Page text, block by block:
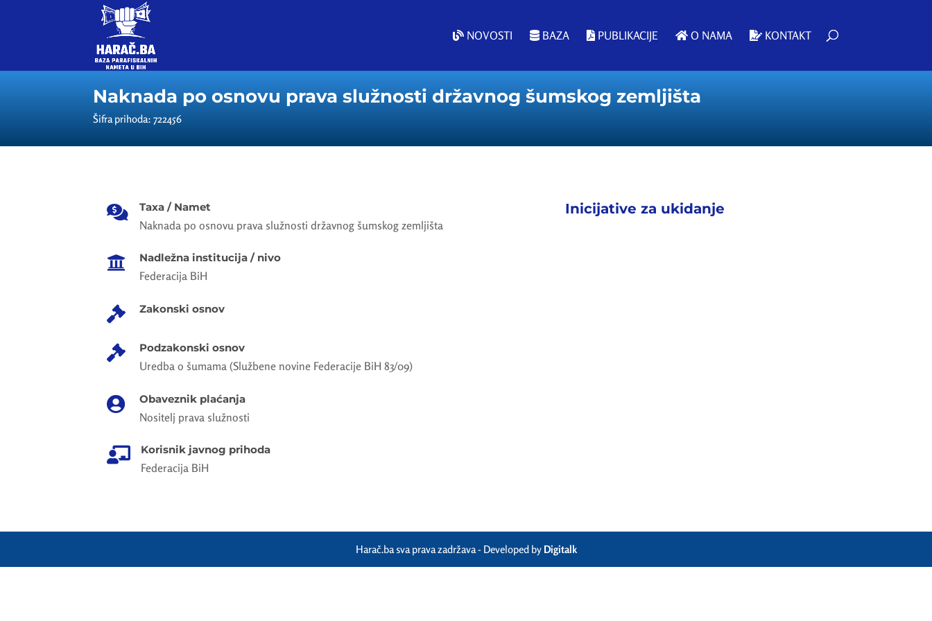
NOVOSTI BAZA PUBLIKACIJE O NAMA KONTAKT
Naknada po osnovu prava služnosti državnog šumskog zemljišta
Šifra prihoda: 722456
 Taxa / Namet
Naknada po osnovu prava služnosti državnog šumskog zemljišta
 Nadležna institucija / nivo
Federacija BiH
 Zakonski osnov
 Podzakonski osnov
Uredba o šumama (Službene novine Federacije BiH 83/09)
 Obaveznik plaćanja
Nositelj prava služnosti
 Korisnik javnog prihoda
Federacija BiH
Inicijative za ukidanje
Harač.ba sva prava zadržava - Developed byDigitalk